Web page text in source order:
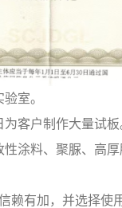
室。
客户制作大量试板
涂料、聚脲、高
赖有加，并选择使